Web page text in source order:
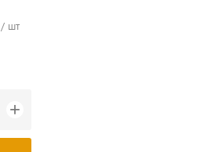
/ шт
+